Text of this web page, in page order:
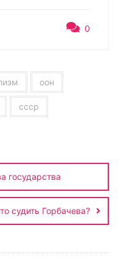
и
0
оон
ссср
государства
судить Горбачева?